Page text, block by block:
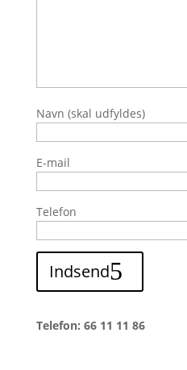
Navn (skal udfyldes)
E-mail
Telefon
Indsend
Telefon: 66 11 11 86